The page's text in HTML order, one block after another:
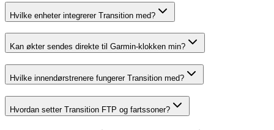
Hvilke enheter integrerer Transition med?
Kan økter sendes direkte til Garmin-klokken min?
Hvilke innendørstrenere fungerer Transition med?
Hvordan setter Transition FTP og fartssoner?